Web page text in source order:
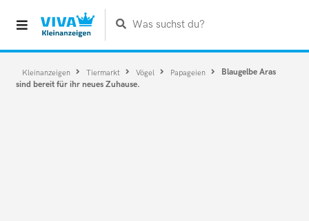
Was suchst du?
Kleinanzeigen Tiermarkt Vögel Papageien
Blaugelbe Aras
sind bereit für ihr neues Zuhause.